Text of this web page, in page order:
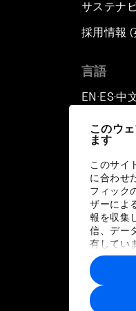
このウ
ます
このサイ
に合わせ
フィック
ザーによ
報を収集
信、デー
有してい
ユーザー
報や各パ
に収集さ
トナーに
サステナ
採用情報
言語
EN ▪ES▪中